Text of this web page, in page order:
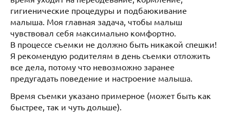
гигиенические процедуры и подбаюкивание
малыша. Моя главная задача, чтобы малыш
чувствовал себя максимально комфортно.
В процессе съемки не должно быть никакой спешки!
Я рекомендую родителям в день съемки отложить
все дела, потому что невозможно заранее
предугадать поведение и настроение малыша.
Время съемки указано примерное (может быть как
быстрее, так и чуть дольше).